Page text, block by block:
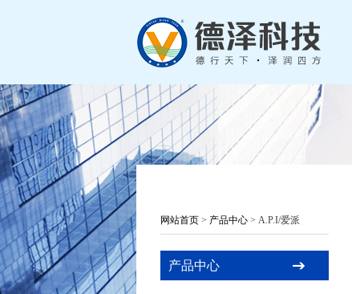
网站首页 > 产品中心 > A.P.I/爱派
产品中心